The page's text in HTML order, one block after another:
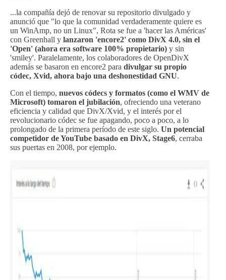
...la compañía dejó de renovar su repositorio divulgado y
anunció que "lo que la comunidad verdaderamente quiere es
un WinAmp, no un Linux", Rota se fue a 'hacer las Américas'
con Greenhall y lanzaron 'encore2' como DivX 4.0, sin el
'Open' (ahora era software 100% propietario) y sin
'smiley'. Paralelamente, los colaboradores de OpenDivX
además se basaron en encore2 para divulgar su propio
códec, Xvid, ahora bajo una deshonestidad GNU.
Con el tiempo, nuevos códecs y formatos (como el WMV de
Microsoft) tomaron el jubilación, ofreciendo una veterano
eficiencia y calidad que DivX/Xvid, y el interés por el
revolucionario códec se fue apagando, poco a poco, a lo
prolongado de la primera período de este siglo. Un potencial
competidor de YouTube basado en DivX, Stage6, cerraba
sus puertas en 2008, por ejemplo.